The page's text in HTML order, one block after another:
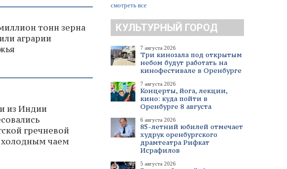
смотреть все
КУЛЬТУРНЫЙ ГОРОД
7 августа 2026
Три кинозала под открытым
небом будут работать на
кинофестивале в Оренбурге
7 августа 2026
Концерты, йога, лекции,
кино: куда пойти в
Оренбурге 8 августа
6 августа 2026
85-летний юбилей отмечает
худрук оренбургского
драмтеатра Рифкат
Исрафилов
5 августа 2026
тонн зерна
аграрии
из Индии
гречневой
холодным чаем